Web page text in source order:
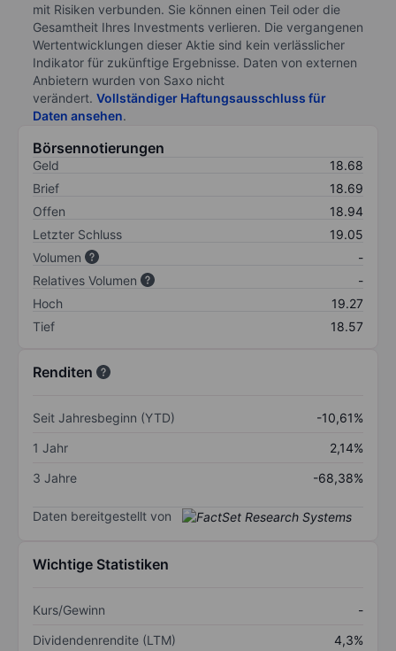
mit Risiken verbunden. Sie können einen Teil oder die
Gesamtheit Ihres Investments verlieren. Die vergangenen
Wertentwicklungen dieser Aktie sind kein verlässlicher
Indikator für zukünftige Ergebnisse. Daten von externen
Anbietern wurden von Saxo nicht
verändert. Vollständiger Haftungsausschluss für
Daten ansehen.
Börsennotierungen
Geld
18.68
Brief
18.69
Offen
18.94
Letzter Schluss
19.05
Volumen
-
Relatives Volumen
-
Hoch
19.27
Tief
18.57
Renditen
Seit Jahresbeginn (YTD)
-10,61%
1 Jahr
2,14%
3 Jahre
-68,38%
Daten bereitgestellt von
Wichtige Statistiken
Kurs/Gewinn
-
Dividendenrendite (LTM)
4,3%